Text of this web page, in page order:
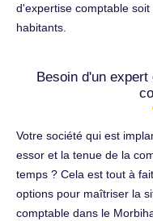
d'expertise comptable
habitants.
Besoin d'un
Votre société qui est
essor et la tenue de la
temps ? Cela est tout à
options pour maîtriser la
comptable dans le